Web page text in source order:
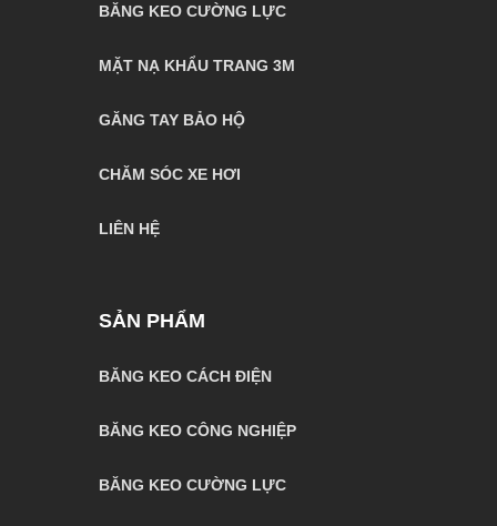
BĂNG KEO CƯỜNG LỰC
MẶT NẠ KHẨU TRANG 3M
GĂNG TAY BẢO HỘ
CHĂM SÓC XE HƠI
LIÊN HỆ
SẢN PHẨM
BĂNG KEO CÁCH ĐIỆN
BĂNG KEO CÔNG NGHIỆP
BĂNG KEO CƯỜNG LỰC